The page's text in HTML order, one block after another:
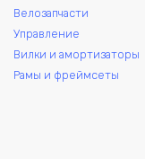
Велозапчасти
Управление
Вилки и амортизаторы
Рамы и фреймсеты